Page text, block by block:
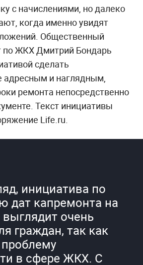
с начислениями, но далеко
когда именно увидят
Общественный
по ЖКХ Дмитрий Бондарь
сделать
адресным и наглядным,
ремонта непосредственно
Текст инициативы
Life.ru.
инициатива по
дат капремонта на
очень
граждан, так как
в сфере ЖКХ. С